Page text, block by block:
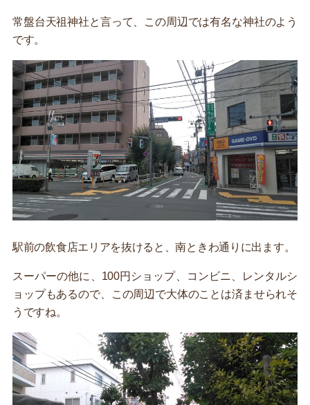
常盤台天祖神社と言って、この周辺では有名な神社のよう
です。
駅前の飲食店エリアを抜けると、南ときわ通りに出ます。
スーパーの他に、100円ショップ、コンビニ、レンタルシ
ョップもあるので、この周辺で大体のことは済ませられそ
うですね。